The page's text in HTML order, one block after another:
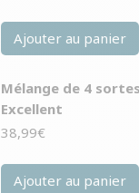
Ajouter au panier
Mélange de 4
Excellent
38,99€
Ajouter au panier